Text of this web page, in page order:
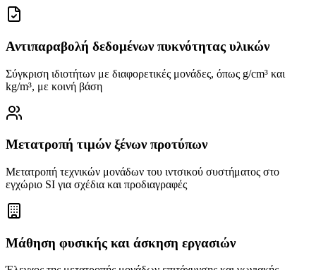
Αντιπαραβολή δεδομένων πυκνότητας υλικών
Σύγκριση ιδιοτήτων με διαφορετικές μονάδες, όπως g/cm³ και
kg/m³, με κοινή βάση
Μετατροπή τιμών ξένων προτύπων
Μετατροπή τεχνικών μονάδων του ιντσικού συστήματος στο
εγχώριο SI για σχέδια και προδιαγραφές
Μάθηση φυσικής και άσκηση εργασιών